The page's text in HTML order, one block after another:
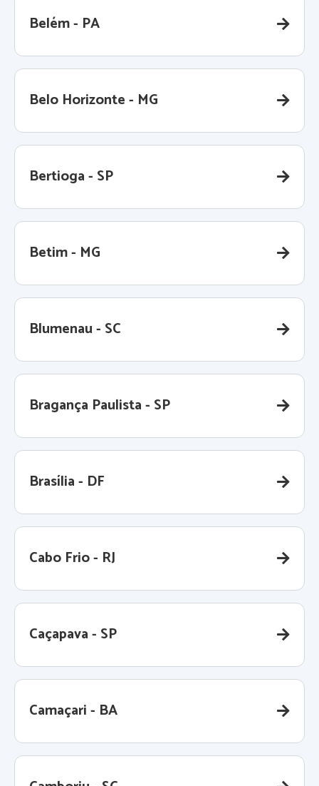
Belém - PA
Belo Horizonte - MG
Bertioga - SP
Betim - MG
Blumenau - SC
Bragança Paulista - SP
Brasília - DF
Cabo Frio - RJ
Caçapava - SP
Camaçari - BA